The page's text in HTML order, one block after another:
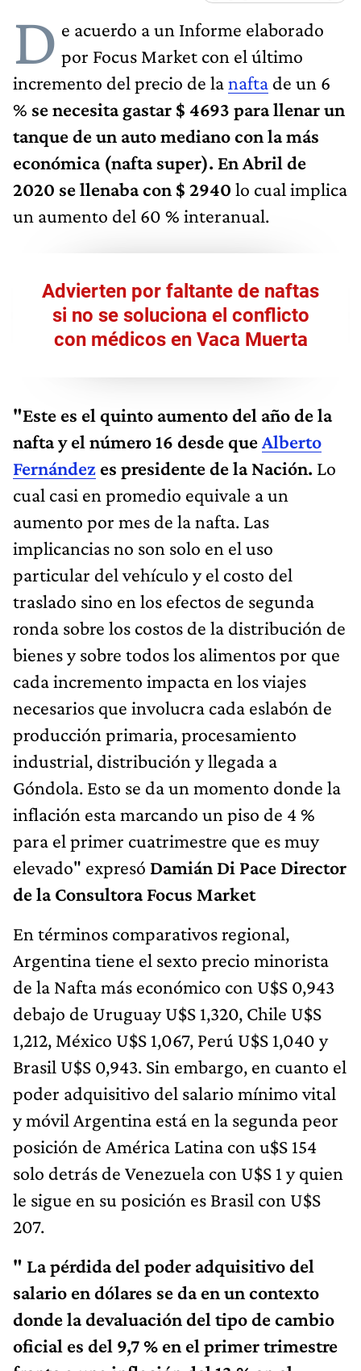
D e acuerdo a un Informe elaborado
por Focus Market con el último
incremento del precio de lanafta de un 6
% se necesita gastar $ 4693 para llenar un
tanque de un auto mediano con la más
económica (nafta super). En Abril de
2020 se llenaba con $ 2940 lo cual implica
un aumento del 60 % interanual.
Advierten por faltante de naftas
si no se soluciona el conflicto
con médicos en Vaca Muerta
"Este es el quinto aumento del año de la
nafta y el número 16 desde queAlberto
Fernández es presidente de la Nación. Lo
cual casi en promedio equivale a un
aumento por mes de la nafta. Las
implicancias no son solo en el uso
particular del vehículo y el costo del
traslado sino en los efectos de segunda
ronda sobre los costos de la distribución de
bienes y sobre todos los alimentos por que
cada incremento impacta en los viajes
necesarios que involucra cada eslabón de
producción primaria, procesamiento
industrial, distribución y llegada a
Góndola. Esto se da un momento donde la
inflación esta marcando un piso de 4 %
para el primer cuatrimestre que es muy
elevado" expresó Damián Di Pace Director
de la Consultora Focus Market
En términos comparativos regional,
Argentina tiene el sexto precio minorista
de la Nafta más económico con U$S 0,943
debajo de Uruguay U$S 1,320, Chile U$S
1,212, México U$S 1,067, Perú U$S 1,040 y
Brasil U$S 0,943. Sin embargo, en cuanto el
poder adquisitivo del salario mínimo vital
y móvil Argentina está en la segunda peor
posición de América Latina con u$S 154
solo detrás de Venezuela con U$S 1 y quien
le sigue en su posición es Brasil con U$S
207.
" La pérdida del poder adquisitivo del
salario en dólares se da en un contexto
donde la devaluación del tipo de cambio
oficial es del 9,7 % en el primer trimestre